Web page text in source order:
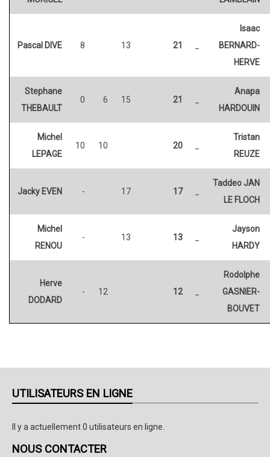
Pascal DIVE 8 13 21
Isaac
BERNARD-
HERVE
Stephane
THEBAULT
0 6 15 21
Anapa
HARDOUIN
Michel
LEPAGE
10 10 20
Tristan
REUZE
Jacky EVEN - 17 17
Taddeo JAN
LE FLOCH
Michel
RENOU
- 13 13
Jayson
HARDY
Herve
DODARD
- 12 12
Rodolphe
GASNIER-
BOUVET
UTILISATEURS EN LIGNE
Il y a actuellement 0 utilisateurs en ligne.
NOUS CONTACTER